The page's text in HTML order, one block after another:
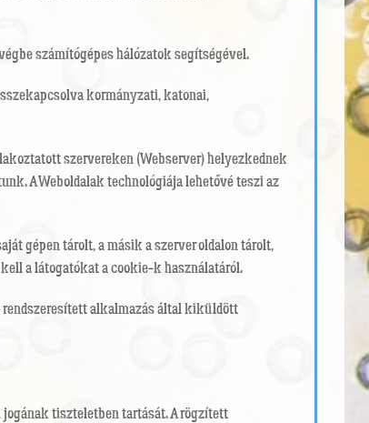
számítógépes hálózatok segítségével.
kormányzati, katonai,
szervereken (Webserver) helyezkednek
A Weboldalak technológiája lehetővé teszi az
gépen tárolt, a másik a szerver oldalon tárolt,
a látogatókat a cookie-k használatáról.
alkalmazás által kiküldött
tiszteletben tartását. A rögzített